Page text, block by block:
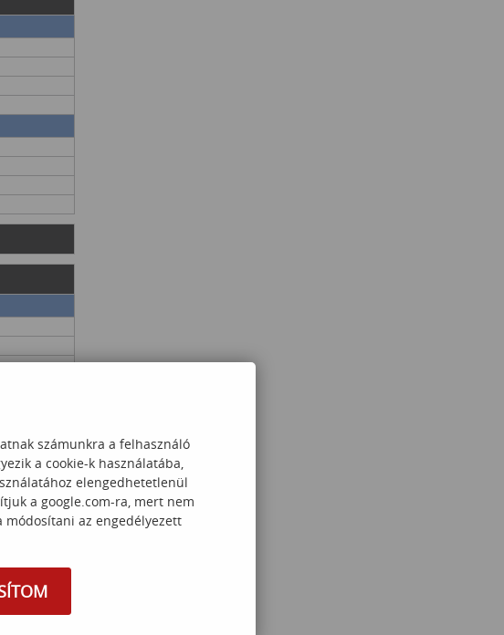
számunkra a felhasználó
a cookie-k használatába,
elengedhetetlenül
a google.com-ra, mert nem
az engedélyezett